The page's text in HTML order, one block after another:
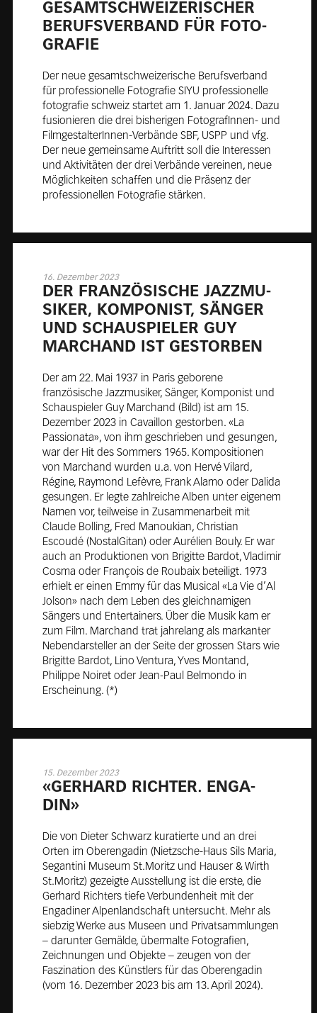
GE­SAMT­SCHWEI­ZE­RI­SCHER
BE­RUFS­VER­BAND FÜR FO­TO­
GRA­FIE
Der neue gesamtschweizerische Berufsverband
für professionelle Fotografie SIYU professionelle
fotografie schweiz startet am 1. Januar 2024. Dazu
fusionieren die drei bisherigen FotografInnen- und
FilmgestalterInnen-Verbände SBF, USPP und vfg.
Der neue gemeinsame Auftritt soll die Interessen
und Aktivitäten der drei Verbände vereinen, neue
Möglichkeiten schaffen und die Präsenz der
professionellen Fotografie stärken.
16. Dezember 2023
DER FRAN­ZÖ­SI­SCHE JAZZ­MU­
SI­KER, KOM­PO­NIST, SÄN­GER
UND SCHAU­SPIE­LER GUY
MAR­CHAND IST GE­STOR­BEN
Der am 22. Mai 1937 in Paris geborene
französische Jazzmusiker, Sänger, Komponist und
Schauspieler Guy Marchand (Bild) ist am 15.
Dezember 2023 in Cavaillon gestorben. «La
Passionata», von ihm geschrieben und gesungen,
war der Hit des Sommers 1965. Kompositionen
von Marchand wurden u.a. von Hervé Vilard,
Régine, Raymond Lefèvre, Frank Alamo oder Dalida
gesungen. Er legte zahlreiche Alben unter eigenem
Namen vor, teilweise in Zusammenarbeit mit
Claude Bolling, Fred Manoukian, Christian
Escoudé (NostalGitan) oder Aurélien Bouly. Er war
auch an Produktionen von Brigitte Bardot, Vladimir
Cosma oder François de Roubaix beteiligt. 1973
erhielt er einen Emmy für das Musical «La Vie d’Al
Jolson» nach dem Leben des gleichnamigen
Sängers und Entertainers. Über die Musik kam er
zum Film. Marchand trat jahrelang als markanter
Nebendarsteller an der Seite der grossen Stars wie
Brigitte Bardot, Lino Ventura, Yves Montand,
Philippe Noiret oder Jean-Paul Belmondo in
Erscheinung. (*)
15. Dezember 2023
«GER­HARD RICH­TER. EN­GA­
DIN»
Die von Dieter Schwarz kuratierte und an drei
Orten im Oberengadin (Nietzsche-Haus Sils Maria,
Segantini Museum St.Moritz und Hauser & Wirth
St.Moritz) gezeigte Ausstellung ist die erste, die
Gerhard Richters tiefe Verbundenheit mit der
Engadiner Alpenlandschaft untersucht. Mehr als
siebzig Werke aus Museen und Privatsammlungen
– darunter Gemälde, übermalte Fotografien,
Zeichnungen und Objekte – zeugen von der
Faszination des Künstlers für das Oberengadin
(vom 16. Dezember 2023 bis am 13. April 2024).